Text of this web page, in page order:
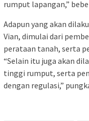
rumput lapangan,”
Adapun yang akan
Vian, dimulai dari
perataan tanah, serta
“Selain itu juga akan
tinggi rumput, serta
dengan regulasi,”